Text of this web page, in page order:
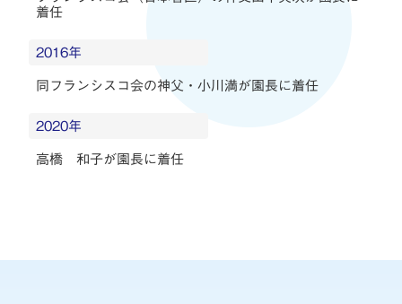
着任
2016年
同フランシスコ会の神父・小川満が園長に着任
2020年
高橋 和子が園長に着任